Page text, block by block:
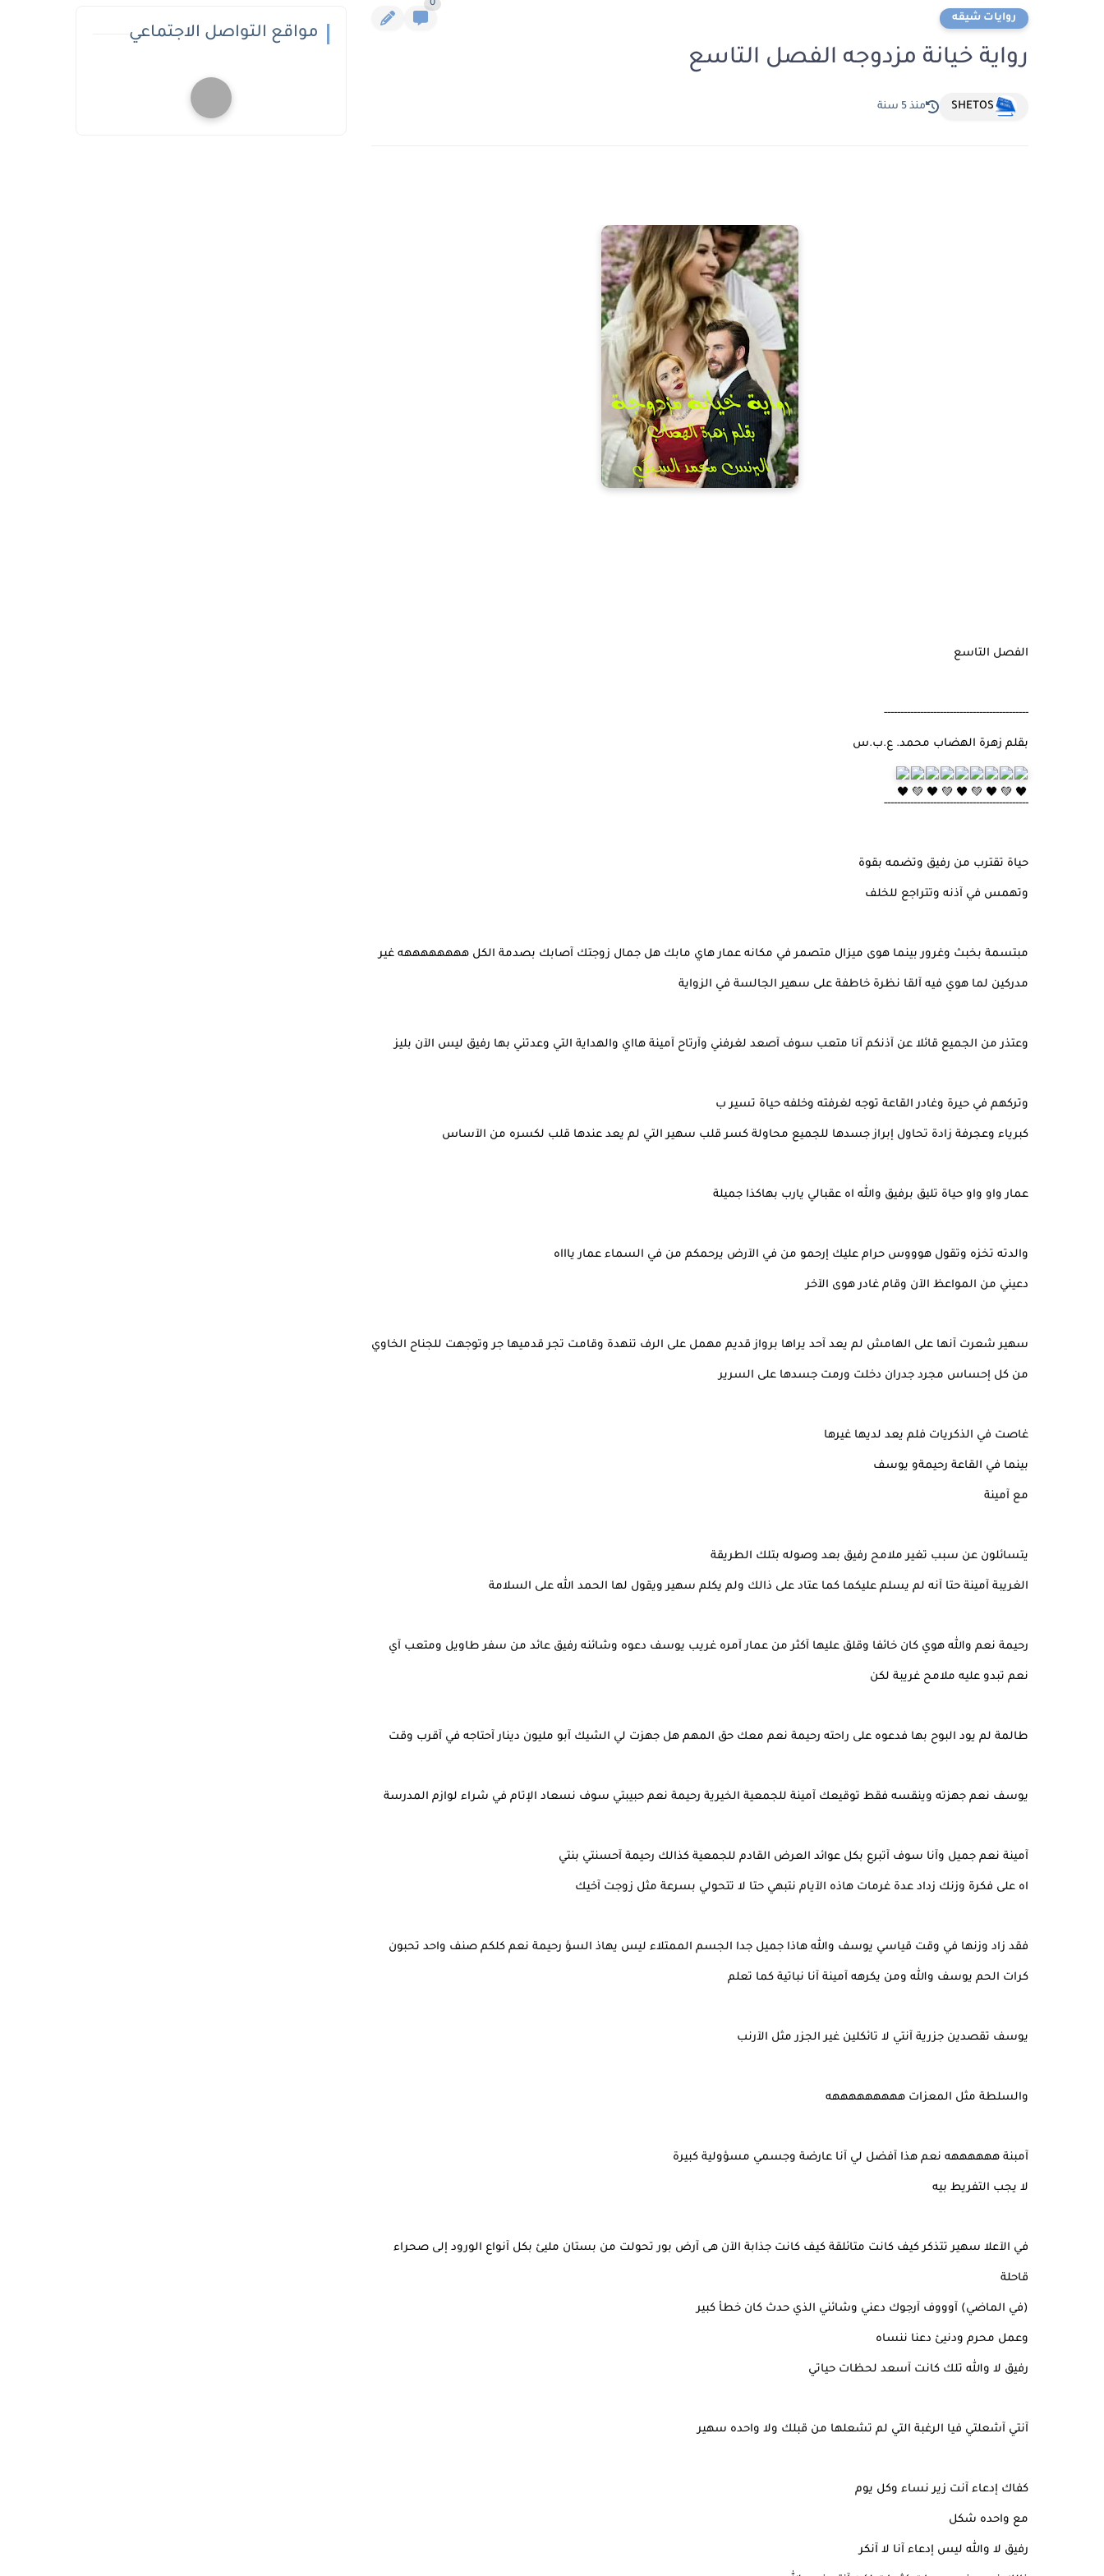
روايات شيقه
0
رواية خيانة مزدوجه الفصل التاسع
SHETOS منذ 5 سنة
الفصل التاسع
--------------------------------------------
بقلم زهرة الهضاب محمد. ع.ب.س
--------------------------------------------
حياة تقترب من رفيق وتضمه بقوة
وتهمس في آذنه وتتراجع للخلف
مبتسمة بخبث وغرور بينما هوى ميزال متصمر في مكانه عمار هاي مابك هل جمال زوجتك آصابك بصدمة الكل ههههههههه غير
مدركين لما هوي فيه آلقا نظرة خاطفة على سهير الجالسة في الزواية
وعتذر من الجميع قائلا عن آذنكم آنا متعب سوف آصعد لغرفني وآرتاح آمينة هااي والهداية التي وعدتني بها رفيق ليس الآن بليز
وتركهم في حيرة وغادر القاعة توجه لغرفته وخلفه حياة تسير ب
كبرياء وعجرفة زادة تحاول إبراز جسدها للجميع محاولة كسر قلب سهير التي لم يعد عندها قلب لكسره من الآساس
عمار واو واو حياة تليق برفيق والله اه عقبالي يارب بهاكذا جميلة
والدته تخزه وتقول هوووس حرام عليك إرحمو من في الآرض يرحمكم من في السماء عمار ياااه
دعيني من المواعظ الآن وقام غادر هوى الآخر
سهير شعرت آنها على الهامش لم يعد آحد يراها برواز قديم مهمل على الرف تنهدة وقامت تجر قدميها جر وتوجهت للجناح الخاوي
من كل إحساس مجرد جدران دخلت ورمت جسدها على السرير
غاصت في الذكريات فلم يعد لديها غيرها
بينما في القاعة رحيمةو يوسف
مع آمينة
يتسائلون عن سبب تغير ملامح رفيق بعد وصوله بتلك الطريقة
الغريبة آمينة حتا آنه لم يسلم عليكما كما عتاد على ذالك ولم يكلم سهير ويقول لها الحمد الله على السلامة
رحيمة نعم والله هوي كان خائفا وقلق عليها آكثر من عمار آمره غريب يوسف دعوه وشائنه رفيق عائد من سفر طاويل ومتعب آي
نعم تبدو عليه ملامح غريبة لكن
طالمة لم يود البوح بها فدعوه على راحته رحيمة نعم معك حق المهم هل جهزت لي الشيك آبو مليون دينار آحتاجه في آقرب وقت
يوسف نعم جهزته وينقسه فقط توقيعك آمينة للجمعية الخيرية رحيمة نعم حبيبتي سوف نسعاد الإتام في شراء لوازم المدرسة
آمينة نعم جميل وآنا سوف آتبرع بكل عوائد العرض القادم للجمعية كذالك رحيمة آحسنتي بنتي
اه على فكرة وزنك زداد عدة غرمات هاذه الآيام نتبهي حتا لا تتحولي بسرعة مثل زوجت آخيك
فقد زاد وزنها في وقت قياسي يوسف والله هاذا جميل جدا الجسم الممتلاء ليس يهاذ السؤ رحيمة نعم كلكم صنف واحد تحبون
كرات الحم يوسف والله ومن يكرهه آمينة آنا نباتية كما تعلم
يوسف تقصدين جزرية آنتي لا تائكلين غير الجزر مثل الآرنب
والسلطة مثل المعزات هههههههههه
آمبنة ههههههه نعم هذا آفضل لي آنا عارضة وجسمي مسؤولية كبيرة
لا يجب التفريط بيه
في الآعلا سهير تتذكر كيف كانت متائلقة كيف كانت جذابة الآن هى آرض بور تحولت من بستان مليئ بكل آنواع الورود إلى صحراء
قاحلة
(في الماضي) آوووف آرجوك دعني وشائني الذي حدث كان خطأ كبير
وعمل محرم ودنيئ دعنا ننساه
رفيق لا والله تلك كانت آسعد لحظات حياتي
آنتي آشعلتي فيا الرغبة التي لم تشعلها من قبلك ولا واحده سهير
كفاك إدعاء آنت زير نساء وكل يوم
مع واحده شكل
رفيق لا والله ليس إدعاء آنا لا آنكر
مواقع التواصل الاجتماعي